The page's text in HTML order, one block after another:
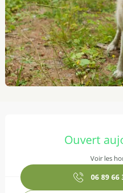
Ouvert
Voir les
06 89 66